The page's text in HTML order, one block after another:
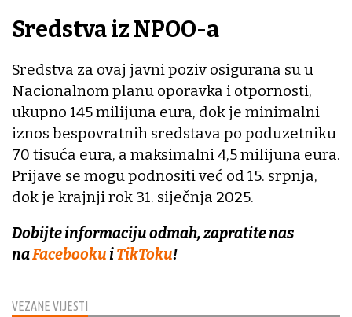
VEZANE VIJESTI
Sredstva iz NPOO-a
Sredstva za ovaj javni poziv osigurana su u
Nacionalnom planu oporavka i otpornosti,
ukupno 145 milijuna eura, dok je minimalni
iznos bespovratnih sredstava po poduzetniku
70 tisuća eura, a maksimalni 4,5 milijuna eura.
Prijave se mogu podnositi već od 15. srpnja,
dok je krajnji rok 31. siječnja 2025.
Dobijte informaciju odmah, zapratite nas
naFacebookuiTikToku!